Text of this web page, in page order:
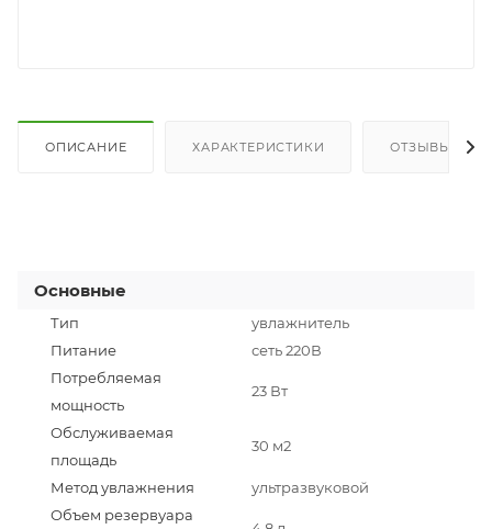
ОПИСАНИЕ ХАРАКТЕРИСТИКИ ОТЗЫВЫ
Основные
Тип
увлажнитель
Питание
сеть 220В
Потребляемая
мощность
23 Вт
Обслуживаемая
площадь
30 м2
Метод увлажнения
ультразвуковой
Объем резервуара